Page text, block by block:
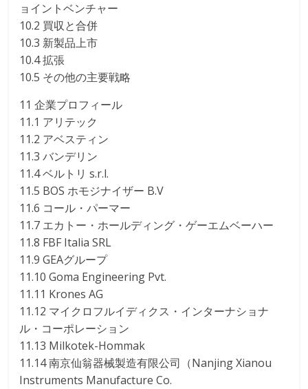
ョイントベンチャー
10.2 買収と合併
10.3 新製品上市
10.4 拡張
10.5 その他の主要戦略
11 企業プロフィール
11.1 アリテック
11.2 アベスティン
11.3 バンデリン
11.4 ベルトリ s.r.l.
11.5 BOS ホモジナイザー B.V
11.6 コール・パーマー
11.7 エカトー・ホールディング・ゲーエムベーハー
11.8 FBF Italia SRL
11.9 GEAグループ
11.10 Goma Engineering Pvt.
11.11 Krones AG
11.12 マイクロフルイディクス・インターナショナ
ル・コーポレーション
11.13 Milkotek-Hommak
11.14 南京仙翁器械製造有限公司（Nanjing Xianou
Instruments Manufacture Co.